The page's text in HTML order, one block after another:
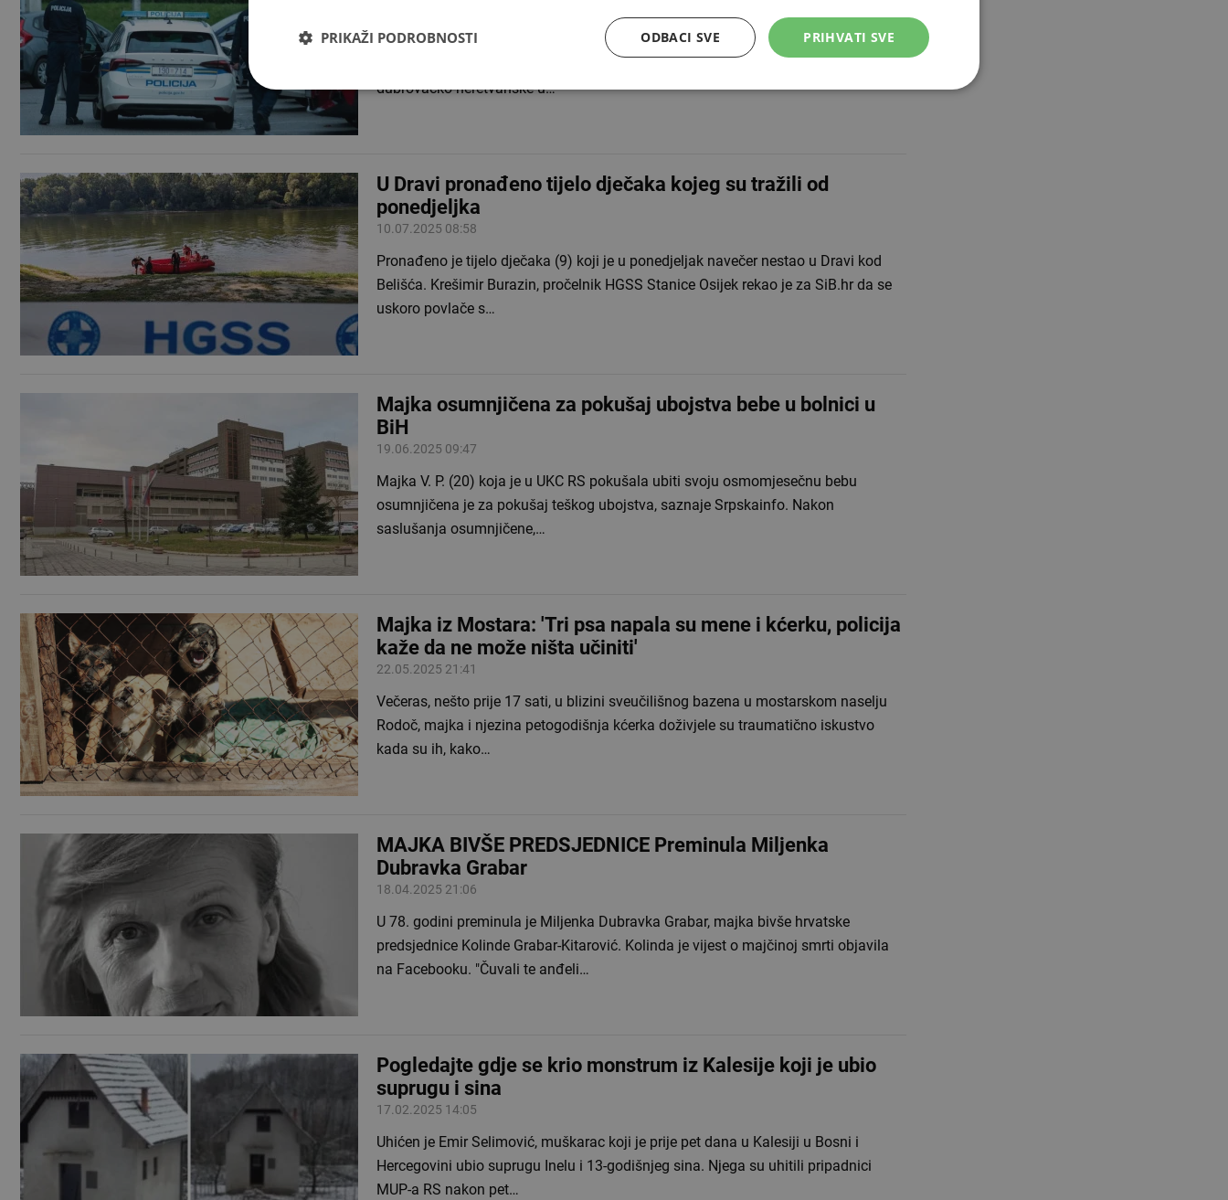
Zbog sumnje da je ubila svoje dijete, jutros je prijavljena i privedena majka (28) iz
dubrovačko-neretvanske u…
U Dravi pronađeno tijelo dječaka kojeg su tražili od
ponedjeljka
10.07.2025 08:58
Pronađeno je tijelo dječaka (9) koji je u ponedjeljak navečer nestao u Dravi kod
Belišća. Krešimir Burazin, pročelnik HGSS Stanice Osijek rekao je za SiB.hr da se
uskoro povlače s…
Majka osumnjičena za pokušaj ubojstva bebe u bolnici u
BiH
19.06.2025 09:47
Majka V. P. (20) koja je u UKC RS pokušala ubiti svoju osmomjesečnu bebu
osumnjičena je za pokušaj teškog ubojstva, saznaje Srpskainfo. Nakon
saslušanja osumnjičene,…
Majka iz Mostara: 'Tri psa napala su mene i kćerku, policija
kaže da ne može ništa učiniti'
22.05.2025 21:41
Večeras, nešto prije 17 sati, u blizini sveučilišnog bazena u mostarskom naselju
Rodoč, majka i njezina petogodišnja kćerka doživjele su traumatično iskustvo
kada su ih, kako…
MAJKA BIVŠE PREDSJEDNICE Preminula Miljenka
Dubravka Grabar
18.04.2025 21:06
U 78. godini preminula je Miljenka Dubravka Grabar, majka bivše hrvatske
predsjednice Kolinde Grabar-Kitarović. Kolinda je vijest o majčinoj smrti objavila
na Facebooku. "Čuvali te anđeli…
Pogledajte gdje se krio monstrum iz Kalesije koji je ubio
suprugu i sina
17.02.2025 14:05
Uhićen je Emir Selimović, muškarac koji je prije pet dana u Kalesiji u Bosni i
Hercegovini ubio suprugu Inelu i 13-godišnjeg sina. Njega su uhitili pripadnici
MUP-a RS nakon pet…
PRIHVATI SVE
ODBACI SVE
PRIKAŽI PODROBNOSTI